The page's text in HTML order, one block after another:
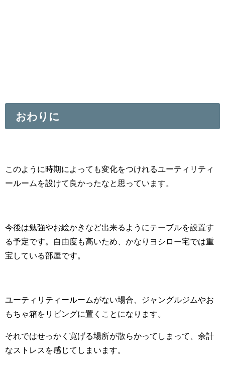
おわりに
このように時期によっても変化をつけれるユーティリティ
ールームを設けて良かったなと思っています。
今後は勉強やお絵かきなど出来るようにテーブルを設置す
る予定です。自由度も高いため、かなりヨシロー宅では重
宝している部屋です。
ユーティリティールームがない場合、ジャングルジムやお
もちゃ箱をリビングに置くことになります。
それではせっかく寛げる場所が散らかってしまって、余計
なストレスを感じてしまいます。